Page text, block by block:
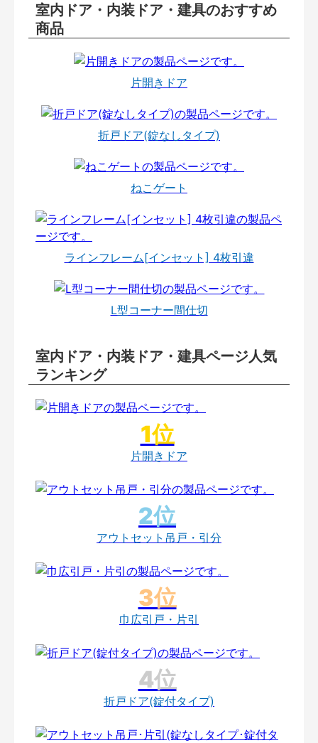
室内ドア・内装ドア・建具のおすすめ
商品
片開きドア
折戸ドア(錠なしタイプ)
ねこゲート
ラインフレーム[インセット] 4枚引違
L型コーナー間仕切
室内ドア・内装ドア・建具ページ人気
ランキング
片開きドア
アウトセット吊戸・引分
巾広引戸・片引
折戸ドア(錠付タイプ)